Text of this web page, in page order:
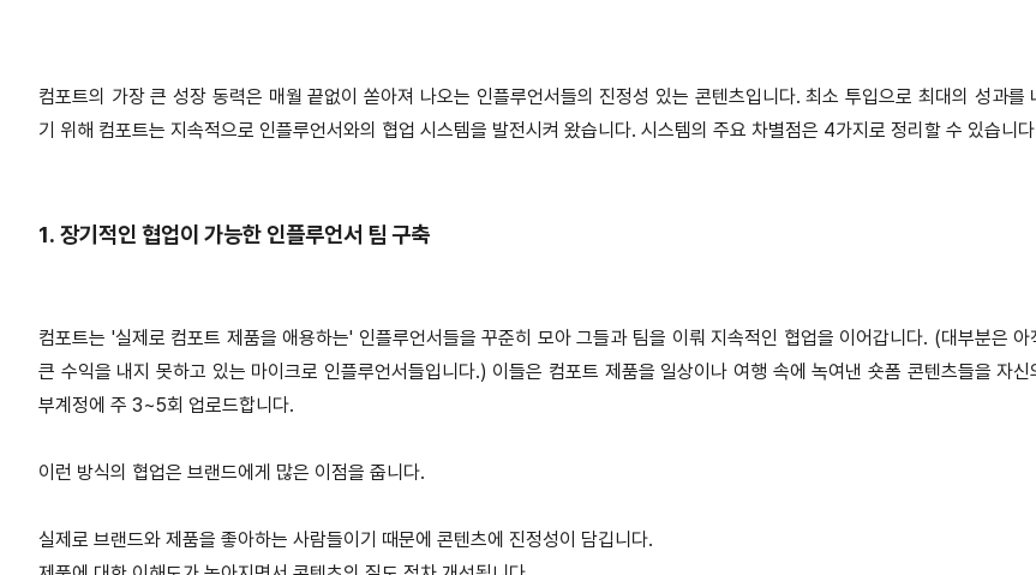
컴포트의 가장 큰 성장 동력은 매월 끝없이 쏟아져 나오는 인플루언서들의 진정성 있는 콘텐츠입니다. 최소 투입으로 최대의 성과를
기 위해 컴포트는 지속적으로 인플루언서와의 협업 시스템을 발전시켜 왔습니다. 시스템의 주요 차별점은 4가지로 정리할 수 있습니
1. 장기적인 협업이 가능한 인플루언서 팀 구축
컴포트는 '실제로 컴포트 제품을 애용하는' 인플루언서들을 꾸준히 모아 그들과 팀을 이뤄 지속적인 협업을 이어갑니다. (대부분은 아
큰 수익을 내지 못하고 있는 마이크로 인플루언서들입니다.) 이들은 컴포트 제품을 일상이나 여행 속에 녹여낸 숏폼 콘텐츠들을 자신
부계정에 주 3~5회 업로드합니다.
이런 방식의 협업은 브랜드에게 많은 이점을 줍니다.
실제로 브랜드와 제품을 좋아하는 사람들이기 때문에 콘텐츠에 진정성이 담깁니다.